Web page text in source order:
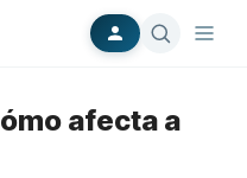
afecta a